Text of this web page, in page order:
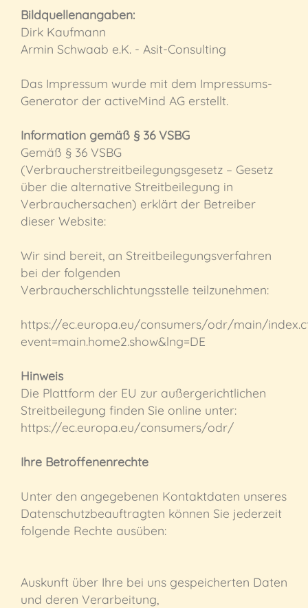
Bildquellenangaben:
Dirk Kaufmann
Armin Schwaab e.K. - Asit-Consulting
Das Impressum wurde mit dem Impressums-
Generator der activeMind AG erstellt.
Information gemäß § 36 VSBG
Gemäß § 36 VSBG
(Verbraucherstreitbeilegungsgesetz – Gesetz
über die alternative Streitbeilegung in
Verbrauchersachen) erklärt der Betreiber
dieser Website:
Wir sind bereit, an Streitbeilegungsverfahren
bei der folgenden
Verbraucherschlichtungsstelle teilzunehmen:
https://ec.europa.eu/consumers/odr/main/
event=main.home2.show&lng=DE
Hinweis
Die Plattform der EU zur außergerichtlichen
Streitbeilegung finden Sie online unter:
https://ec.europa.eu/consumers/odr/
Ihre Betroffenenrechte
Unter den angegebenen Kontaktdaten unseres
Datenschutzbeauftragten können Sie jederzeit
folgende Rechte ausüben:
Auskunft über Ihre bei uns gespeicherten Daten
und deren Verarbeitung,